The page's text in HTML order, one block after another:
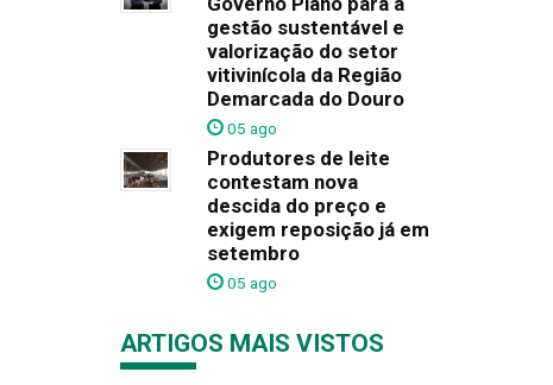
gestão sustentável e
valorização do setor
vitivinícola da Região
Demarcada do Douro
05 ago
Produtores de leite
contestam nova
descida do preço e
exigem reposição já em
setembro
05 ago
ARTIGOS MAIS VISTOS